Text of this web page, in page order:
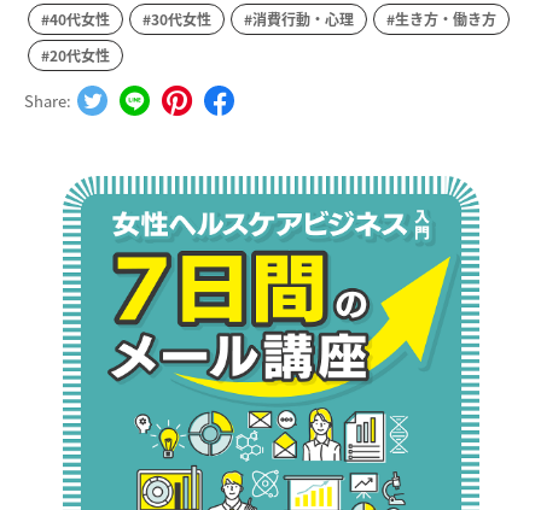
#40代女性
#30代女性 #消費行動・心理
#生き方・働き方
#20代女性
Share: